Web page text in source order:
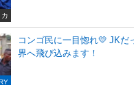
カ
コンゴ民に一目惚れ💛 JKだ
界へ飛び込みます！